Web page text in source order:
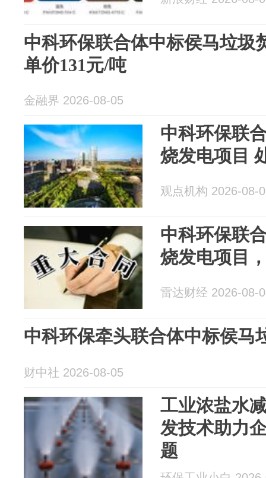
中科环保联合体中标侯马垃圾
单价131元/吨
金融界 2026-08-05
中科环保联
烧发电项目
观点机构 2026-08-
中科环保联
烧发电项目
雷达财经 2026-08-
中科环保牵头联合体中标侯马
财中社 2026-08-05
工业浓盐水
发技术助力
题